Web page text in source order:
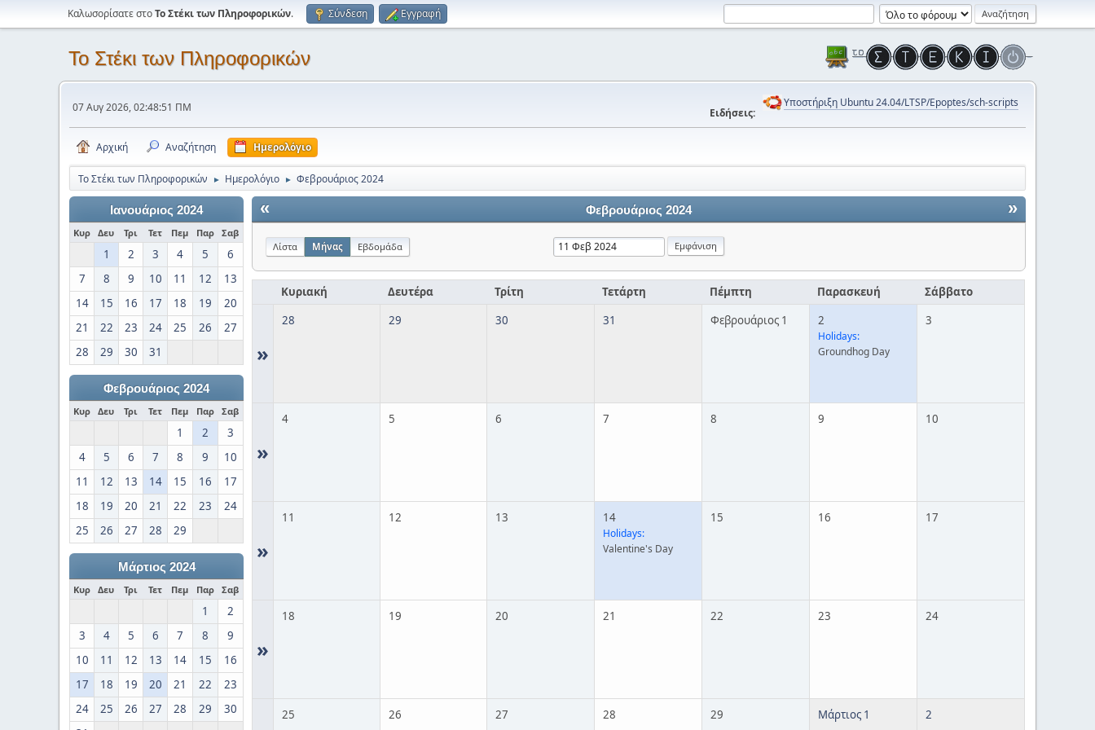
Καλωσορίσατε στοΤο Στέκι των Πληροφορικών. Σύνδεση Εγγραφή
Το Στέκι των Πληροφορικών
07 Αυγ 2026, 02:48:51 ΠΜ Ειδήσεις:
Υποστήριξη Ubuntu 24.04/LTSP/Epoptes/sch-scripts
Αρχική Αναζήτηση Ημερολόγιο
Το Στέκι των Πληροφορικών ► Ημερολόγιο ► Φεβρουάριος 2024
Ιανουάριος 2024
Κυρ Δευ Τρι Τετ Πεμ Παρ Σαβ
1 2 3 4 5
6
7
8 9 10 11 12
13
14
15 16 17 18 19
20
21
22 23 24 25 26
27
28
29 30 31
Φεβρουάριος 2024
Κυρ Δευ Τρι Τετ Πεμ Παρ Σαβ
1 2
3
4
5 6 7 8 9
10
11
12 13 14 15 16
17
18
19 20 21 22 23
24
25
26 27 28 29
Μάρτιος 2024
Κυρ Δευ Τρι Τετ Πεμ Παρ Σαβ
1
2
3
4 5 6 7 8
9
10
11 12 13 14 15
16
17
18 19 20 21 22
23
24
25 26 27 28 29
30
« »
Φεβρουάριος 2024
Λίστα Μήνας Εβδομάδα
Κυριακή Δευτέρα Τρίτη Τετάρτη Πέμπτη Παρασκευή Σάββατο
»
28 29 30 31 Φεβρουάριος 1 2
Holidays:
Groundhog Day
3
»
4 5 6 7 8 9 10
»
11 12 13 14
Holidays:
Valentine's Day
15 16 17
»
18 19 20 21 22 23 24
25 26 27 28 29 Μάρτιος 1 2